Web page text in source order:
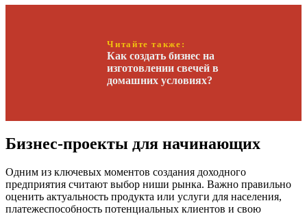
Читайте также:
Как создать бизнес на
изготовлении свечей в
домашних условиях?
Бизнес-проекты для начинающих
Одним из ключевых моментов создания доходного
предприятия считают выбор ниши рынка. Важно правильно
оценить актуальность продукта или услуги для населения,
платежеспособность потенциальных клиентов и свою